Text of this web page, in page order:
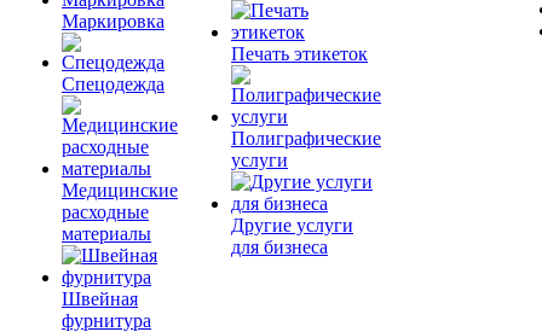
Маркировка
Спецодежда
Медицинские
расходные
материалы
Швейная
фурнитура
Печать этикеток
Полиграфические
услуги
Другие услуги
для бизнеса